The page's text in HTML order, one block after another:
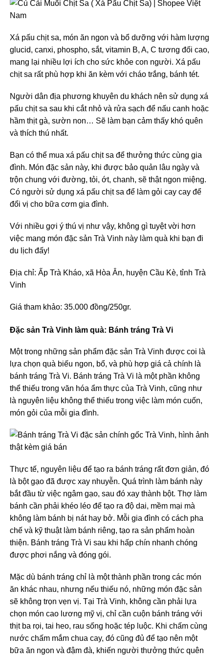
Xá pấu chịt sa, món ăn ngon và bổ dưỡng với hàm lượng
glucid, canxi, phospho, sắt, vitamin B, A, C tương đối cao,
mang lại nhiều lợi ích cho sức khỏe con người. Xá pấu
chịt sa rất phù hợp khi ăn kèm với cháo trắng, bánh tét.
Người dân địa phương khuyên du khách nên sử dụng xá
pấu chịt sa sau khi cắt nhỏ và rửa sạch để nấu canh hoặc
hầm thịt gà, sườn non… Sẽ làm bạn cảm thấy khó quên
và thích thú nhất.
Bạn có thể mua xá pấu chịt sa để thưởng thức cùng gia
đình. Món đặc sản này, khi được bảo quản lâu ngày và
trộn chung với đường, tỏi, ớt, chanh, sẽ thật ngon miệng.
Có người sử dụng xá pấu chịt sa để làm gỏi cay cay để
đổi vị cho bữa cơm gia đình.
Với nhiều gợi ý thú vị như vậy, không gì tuyệt vời hơn
việc mang món đặc sản Trà Vinh này làm quà khi bạn đi
du lịch đấy!
Địa chỉ: Ấp Trà Kháo, xã Hòa Ân, huyện Cầu Kè, tỉnh Trà
Vinh
Giá tham khảo: 35.000 đồng/250gr.
Đặc sản Trà Vinh làm quà: Bánh tráng Trà Vi
Một trong những sản phẩm đặc sản Trà Vinh được coi là
lựa chọn quà biếu ngon, bổ, và phù hợp giá cả chính là
bánh tráng Trà Vi. Bánh tráng Trà Vi là một phần không
thể thiếu trong văn hóa ẩm thực của Trà Vinh, cũng như
là nguyên liệu không thể thiếu trong việc làm món cuốn,
món gỏi của mỗi gia đình.
Thực tế, nguyên liệu để tạo ra bánh tráng rất đơn giản, đó
là bột gạo đã được xay nhuyễn. Quá trình làm bánh này
bắt đầu từ việc ngâm gạo, sau đó xay thành bột. Thợ làm
bánh cần phải khéo léo để tạo ra độ dai, mềm mại mà
không làm bánh bị nát hay bở. Mỗi gia đình có cách pha
chế và kỹ thuật làm bánh riêng, tạo ra sản phẩm hoàn
thiện. Bánh tráng Trà Vi sau khi hấp chín nhanh chóng
được phơi nắng và đóng gói.
Mặc dù bánh tráng chỉ là một thành phần trong các món
ăn khác nhau, nhưng nếu thiếu nó, những món đặc sản
sẽ không trọn vẹn vị. Tại Trà Vinh, không cần phải lựa
chọn món cao lương mỹ vị, chỉ cần cuộn bánh tráng với
thịt ba rọi, tai heo, rau sống hoặc tép luộc. Khi chấm cùng
nước chấm mắm chua cay, đó cũng đủ để tạo nên một
bữa ăn ngon và đậm đà, khiến người thưởng thức quên